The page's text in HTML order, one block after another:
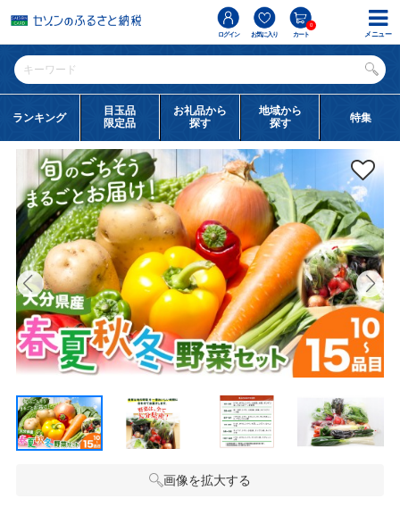
ログイン お気に入り カート
0
ランキング
目玉品
限定品
お礼品から
探す
地域から
探す
特集
画像を拡大する
メニュー